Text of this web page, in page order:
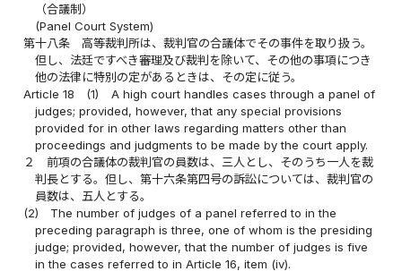
（合議制）
(Panel Court System)
第十八条
高等裁判所は、裁判官の合議体でその事件を取り扱う。
但し、法廷ですべき審理及び裁判を除いて、その他の事項につき
他の法律に特別の定があるときは、その定に従う。
Article 18
(1)
A high court handles cases through a panel of
judges; provided, however, that any special provisions
provided for in other laws regarding matters other than
proceedings and judgments to be made by the court apply.
２
前項の合議体の裁判官の員数は、三人とし、そのうち一人を裁
判長とする。但し、第十六条第四号の訴訟については、裁判官の
員数は、五人とする。
(2)
The number of judges of a panel referred to in the
preceding paragraph is three, one of whom is the presiding
judge; provided, however, that the number of judges is five
in the cases referred to in Article 16, item (iv).